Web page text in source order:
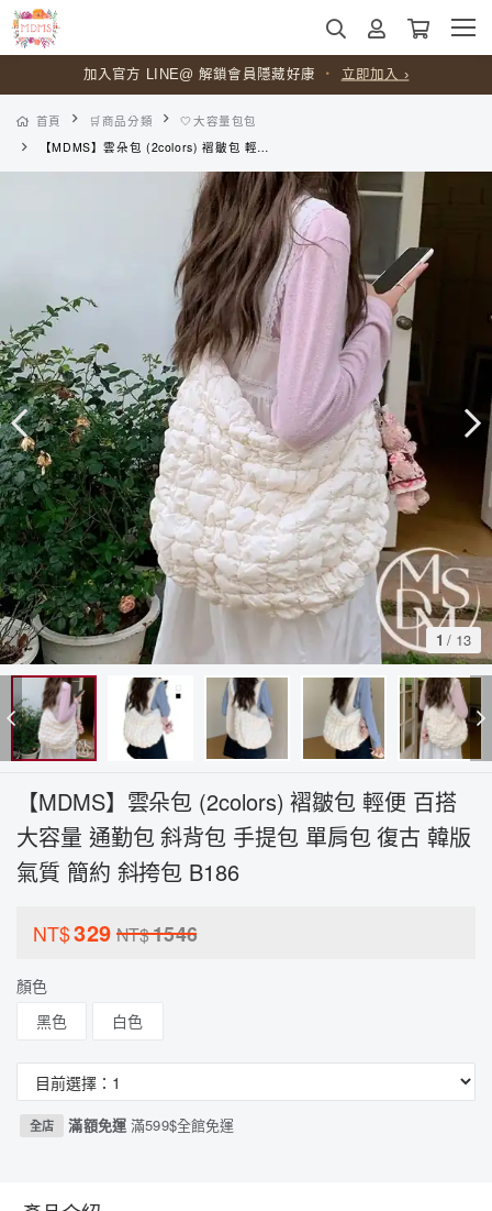
加入官方 LINE@ 解鎖會員隱藏好康 ・ 立即加入 ›
首頁 🛒商品分類
🤍大容量包包
【MDMS】雲朵包 (2colors) 褶皺包 輕便 百搭 大容量 通勤包 斜背包 手提包 單肩包 復古 韓版 氣質 簡約 斜挎包 B186
1 / 13
【MDMS】雲朵包 (2colors) 褶皺包 輕便 百搭
大容量 通勤包 斜背包 手提包 單肩包 復古 韓版
氣質 簡約 斜挎包 B186
NT$329 NT$1546
顏色
黑色
白色
全店 滿額免運滿599$全館免運